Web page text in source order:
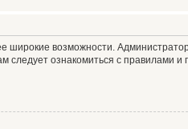
широкие возможности.
следует ознакомиться с правилами и